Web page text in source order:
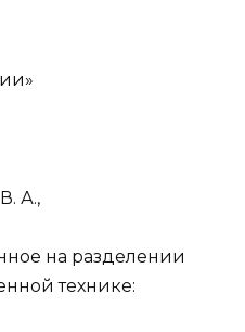
А.,
на разделении
технике: